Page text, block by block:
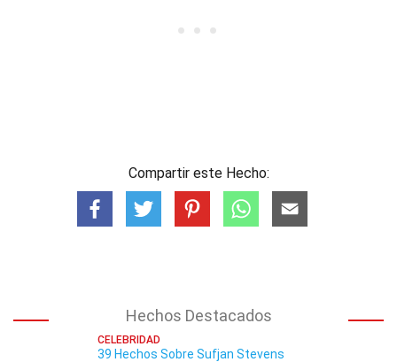
Compartir este Hecho:
Hechos Destacados
CELEBRIDAD
39 Hechos Sobre Sufjan Stevens